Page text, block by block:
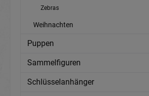
Zebras
Weihnachten
Puppen
Sammelfiguren
Schlüsselanhänger